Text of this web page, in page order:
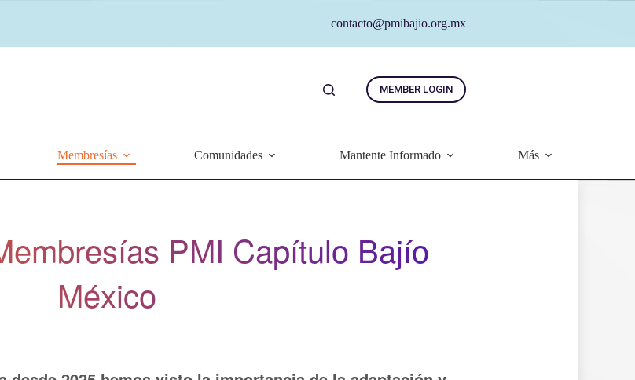
contacto@pmibajio.org.mx
MEMBER LOGIN
Membresías Comunidades Mantente Informado Más
PMI Capítulo Bajío
México